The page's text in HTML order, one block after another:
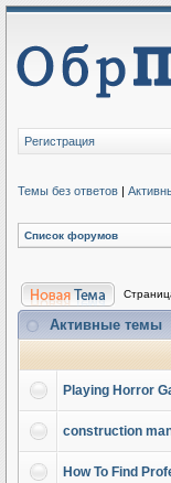
Регистрация
Темы без ответов |
Список форумов
Активные темы
Playing Horror
construction
How To Find